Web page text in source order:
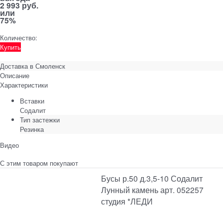
2 993 руб.
или
75%
Количество:
Купить
Доставка в Смоленск
Описание
Характеристики
Вставки
Содалит
Тип застежки
Резинка
Видео
С этим товаром покупают
Бусы р.50 д.3,5-10 Содалит
Лунный камень арт. 052257
студия *ЛЕДИ